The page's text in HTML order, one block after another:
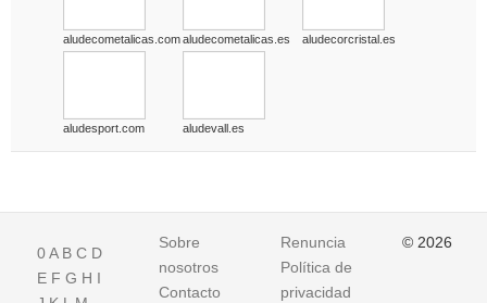
aludecometalicas.comaludecometalicas.es aludecorcristal.es
aludesport.com aludevall.es
0A B C D
E F G H I
Sobre
nosotros
Contacto
Renuncia
Política de
privacidad
© 2026